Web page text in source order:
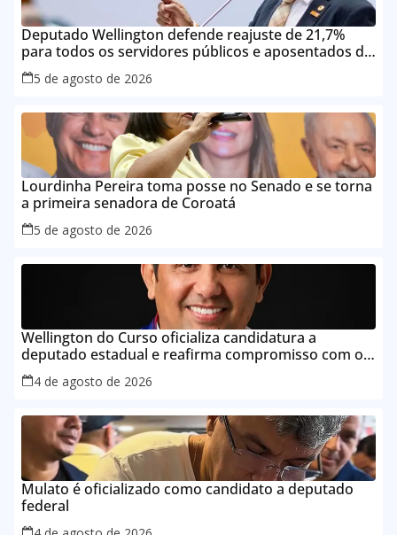
Deputado Wellington defende reajuste de 21,7%
para todos os servidores públicos e aposentados do
Maranhão
5 de agosto de 2026
Lourdinha Pereira toma posse no Senado e se torna
a primeira senadora de Coroatá
5 de agosto de 2026
Wellington do Curso oficializa candidatura a
deputado estadual e reafirma compromisso com o
povo do Maranhão
4 de agosto de 2026
Mulato é oficializado como candidato a deputado
federal